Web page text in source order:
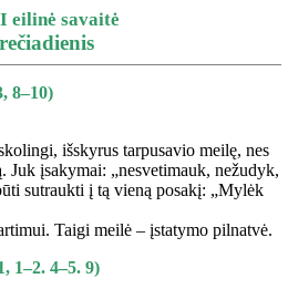
eilinė savaitė
8–10)
išskyrus tarpusavio meilę, nes
Juk įsakymai: „nesvetimauk, nežudyk,
sutraukti į tą vieną posakį: „Mylėk
Taigi meilė – įstatymo pilnatvė.
1–2. 4–5. 9)